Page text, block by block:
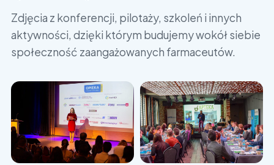
Zdjęcia z konferencji, pilotaży, szkoleń i innych
aktywności, dzięki którym budujemy wokół siebie
społeczność zaangażowanych farmaceutów.